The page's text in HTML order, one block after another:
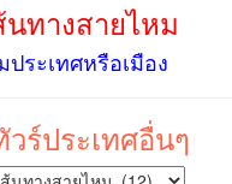
นทางสายไหม
ระเทศหรือเมือง
วร์ประเทศอื่นๆ